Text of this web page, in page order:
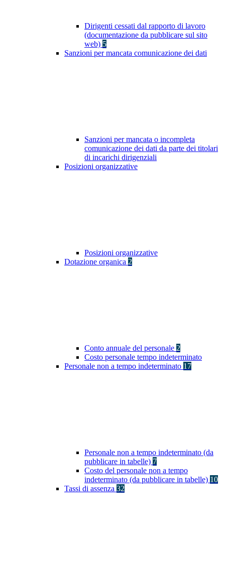
Dirigenti cessati dal rapporto di lavoro
(documentazione da pubblicare sul sito
web) 5
Sanzioni per mancata comunicazione dei dati
Sanzioni per mancata o incompleta
comunicazione dei dati da parte dei titolari
di incarichi dirigenziali
Posizioni organizzative
Posizioni organizzative
Dotazione organica 2
Conto annuale del personale 2
Costo personale tempo indeterminato
Personale non a tempo indeterminato 17
Personale non a tempo indeterminato (da
pubblicare in tabelle) 7
Costo del personale non a tempo
indeterminato (da pubblicare in tabelle) 10
Tassi di assenza 32